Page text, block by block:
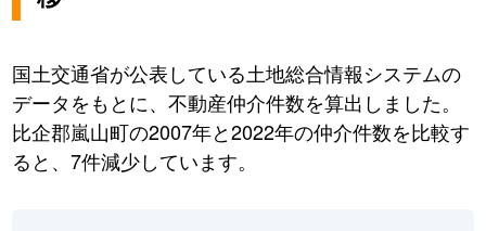
国土交通省が公表している土地総合情報システムの
データをもとに、不動産仲介件数を算出しました。
比企郡嵐山町の2007年と2022年の仲介件数を比較す
ると、7件減少しています。